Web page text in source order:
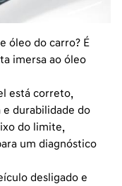
óleo do carro? É
imersa ao óleo
está correto,
durabilidade do
do limite,
um diagnóstico
desligado e